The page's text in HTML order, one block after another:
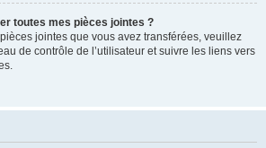
toutes mes pièces jointes ?
jointes que vous avez transférées, veuillez
de contrôle de l’utilisateur et suivre les liens vers